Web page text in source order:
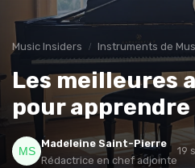
Music Insiders Instruments de
Les meilleures
pour apprendre
Madeleine Saint-Pierre
Rédactrice en chef adjointe
19